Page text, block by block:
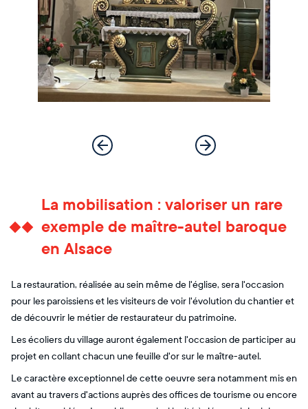
La mobilisation : valoriser un rare
exemple de maître-autel baroque
en Alsace
La restauration, réalisée au sein même de l'église, sera l'occasion
pour les paroissiens et les visiteurs de voir l'évolution du chantier et
de découvrir le métier de restaurateur du patrimoine.
Les écoliers du village auront également l'occasion de participer au
projet en collant chacun une feuille d'or sur le maître-autel.
Le caractère exceptionnel de cette oeuvre sera notamment mis en
avant au travers d'actions auprès des offices de tourisme ou encore